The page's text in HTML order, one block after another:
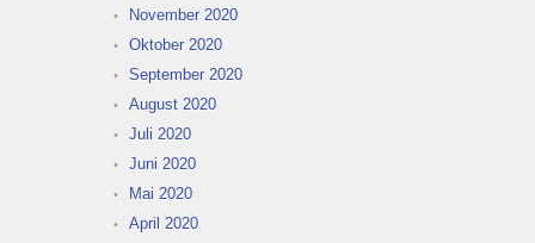
November 2020
Oktober 2020
September 2020
August 2020
Juli 2020
Juni 2020
Mai 2020
April 2020